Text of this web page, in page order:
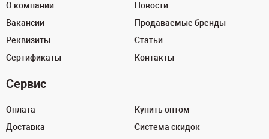
О компании
Вакансии
Реквизиты
Сертификаты
Новости
Продаваемые бренды
Статьи
Контакты
Сервис
Оплата
Доставка
Купить оптом
Система скидок